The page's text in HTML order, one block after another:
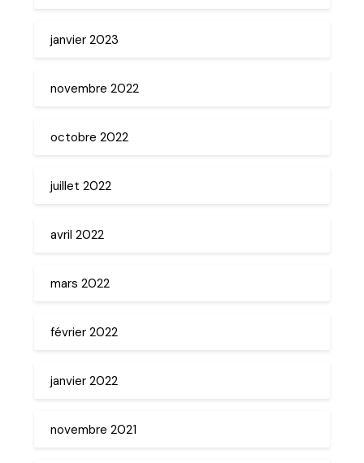
janvier 2023
novembre 2022
octobre 2022
juillet 2022
avril 2022
mars 2022
février 2022
janvier 2022
novembre 2021